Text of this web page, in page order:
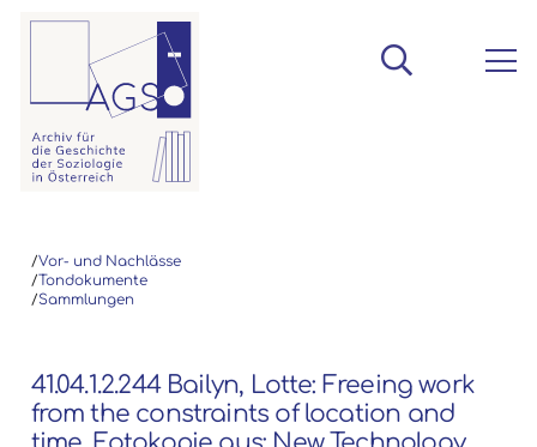
/Vor- und Nachlässe
/Tondokumente
/Sammlungen
41.04.1.2.244 Bailyn, Lotte: Freeing work
from the constraints of location and